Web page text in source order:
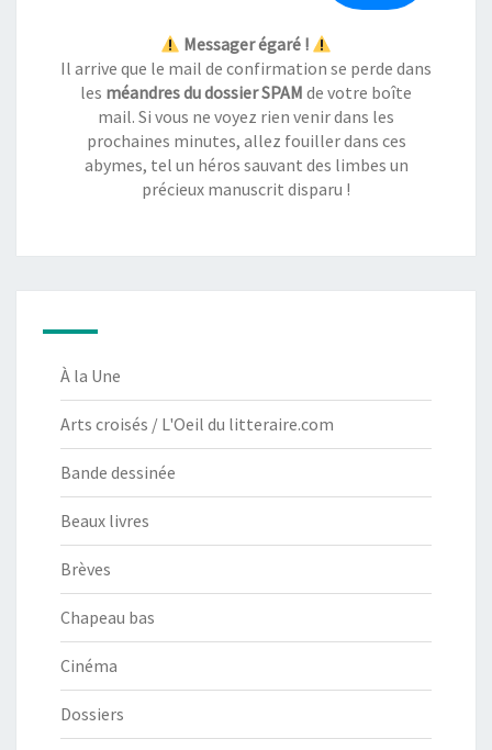
Messager égaré !
Il arrive que le mail de confirmation se perde dans
les méandres du dossier SPAM de votre boîte
mail. Si vous ne voyez rien venir dans les
prochaines minutes, allez fouiller dans ces
abymes, tel un héros sauvant des limbes un
précieux manuscrit disparu !
À la Une
Arts croisés / L'Oeil du litteraire.com
Bande dessinée
Beaux livres
Brèves
Chapeau bas
Cinéma
Dossiers